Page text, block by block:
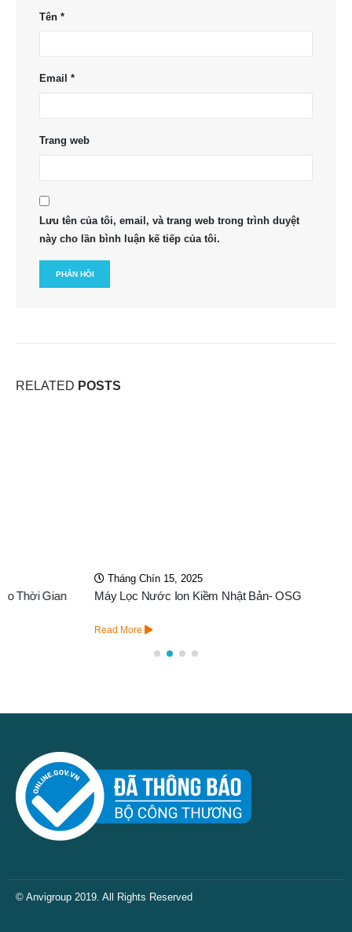
Tên *
Email *
Trang web
Lưu tên của tôi, email, và trang web trong trình duyệt
này cho lần bình luận kế tiếp của tôi.
RELATED POSTS
Tháng Chín 15, 2025
Máy Lọc Nước Ion Kiềm Nhật Bản- OSG
© Anvigroup 2019. All Rights Reserved